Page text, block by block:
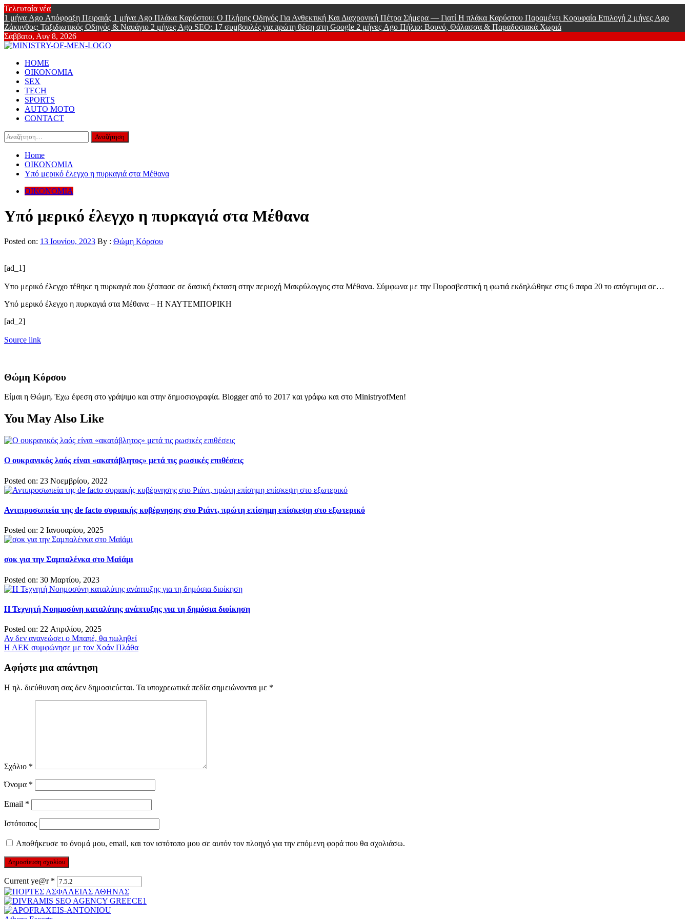
Skip
to
content
Τελευταία νέα
1 μήνα Ago Απόφραξη Πειραιάς 1 μήνα Ago Πλάκα Καρύστου: Ο Πλήρης Οδηγός Για Ανθεκτική Και Διαχρονική Πέτρα Σήμερα — Γιατί Η πλάκα Καρύστου Παραμένει Κορυφαία Επιλογή 2 μήνες Ago
Ζάκυνθος: Ταξιδιωτικός Οδηγός & Ναυάγιο 2 μήνες Ago SEO: 17 συμβουλές για πρώτη θέση στη Google 2 μήνες Ago Πήλιο: Βουνό, Θάλασσα & Παραδοσιακά Χωριά
Σάββατο, Αυγ 8, 2026
Online Lifestyle περιοδικό για Aνδρες
Primary
Menu
HOME
ΟΙΚΟΝΟΜΙΑ
SEX
TECH
SPORTS
AUTO MOTO
CONTACT
Αναζήτηση
για:
Home
ΟΙΚΟΝΟΜΙΑ
Υπό μερικό έλεγχο η πυρκαγιά στα Μέθανα
ΟΙΚΟΝΟΜΙΑ
Υπό μερικό έλεγχο η πυρκαγιά στα Μέθανα
Posted on: 13 Ιουνίου, 2023 By : Θώμη Κόρσου
[ad_1]
Υπο μερικό έλεγχο τέθηκε η πυρκαγιά που ξέσπασε σε δασική έκταση στην περιοχή Μακρύλογγος στα Μέθανα. Σύμφωνα με την Πυροσβεστική η φωτιά εκδηλώθηκε στις 6 παρα 20 το απόγευμα σε…
Υπό μερικό έλεγχο η πυρκαγιά στα Μέθανα – Η ΝΑΥΤΕΜΠΟΡΙΚΗ
[ad_2]
Source link
Θώμη Κόρσου
Είμαι η Θώμη. Έχω έφεση στο γράψιμο και στην δημοσιογραφία. Blogger από το 2017 και γράφω και στο MinistryofMen!
You May Also Like
Ο ουκρανικός λαός είναι «ακατάβλητος» μετά τις ρωσικές επιθέσεις
Posted on: 23 Νοεμβρίου, 2022
Αντιπροσωπεία της de facto συριακής κυβέρνησης στο Ριάντ, πρώτη επίσημη επίσκεψη στο εξωτερικό
Posted on: 2 Ιανουαρίου, 2025
σοκ για την Σαμπαλένκα στο Μαϊάμι
Posted on: 30 Μαρτίου, 2023
Η Τεχνητή Νοημοσύνη καταλύτης ανάπτυξης για τη δημόσια διοίκηση
Posted on: 22 Απριλίου, 2025
Πλοήγηση
άρθρων
Αν δεν ανανεώσει ο Μπαπέ, θα πωληθεί
Η ΑΕΚ συμφώνησε με τον Χοάν Πλάθα
Αφήστε μια απάντηση
Η ηλ. διεύθυνση σας δεν δημοσιεύεται. Τα υποχρεωτικά πεδία σημειώνονται με *
Σχόλιο *
Όνομα *
Email *
Ιστότοπος
Αποθήκευσε το όνομά μου, email, και τον ιστότοπο μου σε αυτόν τον πλοηγό για την επόμενη φορά που θα σχολιάσω.
Current ye@r *